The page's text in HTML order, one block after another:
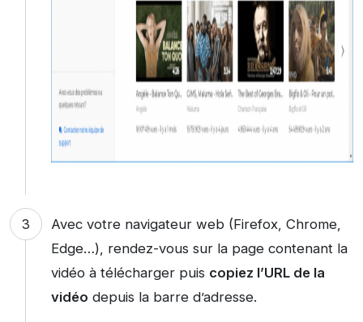
Avec votre navigateur web (Firefox, Chrome,
Edge…), rendez-vous sur la page contenant la
vidéo à télécharger puis copiez l’URL de la
vidéo depuis la barre d’adresse.